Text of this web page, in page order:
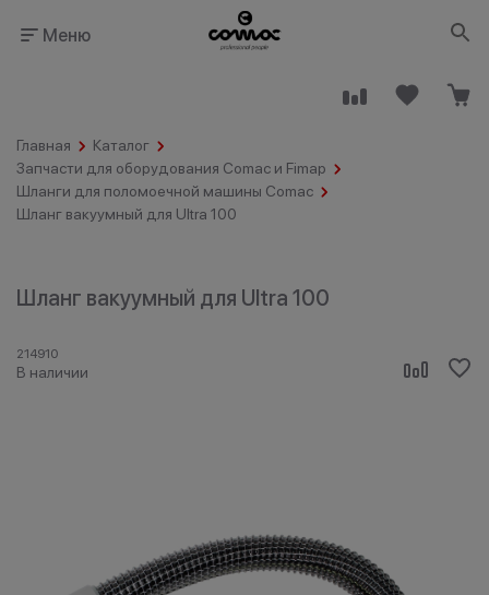
Меню
Главная
Каталог
Запчасти для оборудования Comac и Fimap
Шланги для поломоечной машины Comac
Шланг вакуумный для Ultra 100
Шланг вакуумный для Ultra 100
214910
В наличии
назначения
Салоны красоты